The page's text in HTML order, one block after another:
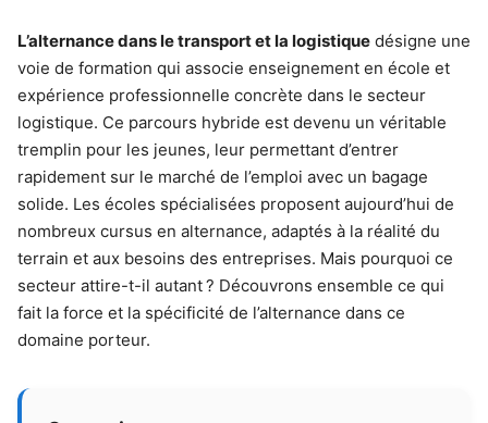
L’alternance dans le transport et la logistique désigne une
voie de formation qui associe enseignement en école et
expérience professionnelle concrète dans le secteur
logistique. Ce parcours hybride est devenu un véritable
tremplin pour les jeunes, leur permettant d’entrer
rapidement sur le marché de l’emploi avec un bagage
solide. Les écoles spécialisées proposent aujourd’hui de
nombreux cursus en alternance, adaptés à la réalité du
terrain et aux besoins des entreprises. Mais pourquoi ce
secteur attire-t-il autant ? Découvrons ensemble ce qui
fait la force et la spécificité de l’alternance dans ce
domaine porteur.